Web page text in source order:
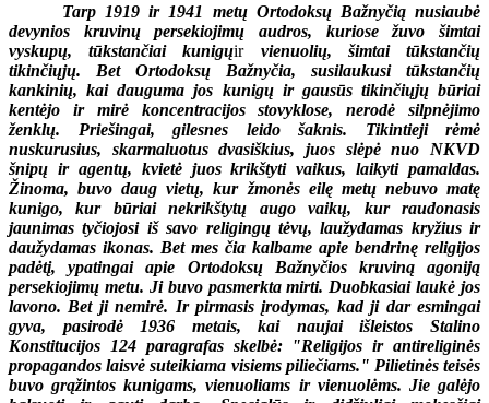
Tarp 1919 ir 1941 metų Ortodoksų Bažnyčią nusiaubė
devynios kruvinų persekiojimų audros, kuriose žuvo šimtai
vyskupų, tūkstančiai kunigųir vienuolių, šimtai tūkstančių
tikinčiųjų. Bet Ortodoksų Bažnyčia, susilaukusi tūkstančių
kankinių, kai dauguma jos kunigų ir gausūs tikinčiųjų būriai
kentėjo ir mirė koncentracijos stovyklose, nerodė silpnėjimo
ženklų. Priešingai, gilesnes leido šaknis. Tikintieji rėmė
nuskurusius, skarmaluotus dvasiškius, juos slėpė nuo NKVD
šnipų ir agentų, kvietė juos krikštyti vaikus, laikyti pamaldas.
Žinoma, buvo daug vietų, kur žmonės eilę metų nebuvo matę
kunigo, kur būriai nekrikštytų augo vaikų, kur raudonasis
jaunimas tyčiojosi iš savo religingų tėvų, laužydamas kryžius ir
daužydamas ikonas. Bet mes čia kalbame apie bendrinę religijos
padėtį, ypatingai apie Ortodoksų Bažnyčios kruviną agoniją
persekiojimų metu. Ji buvo pasmerkta mirti. Duobkasiai laukė jos
lavono. Bet ji nemirė. Ir pirmasis įrodymas, kad ji dar esmingai
gyva, pasirodė 1936 metais, kai naujai išleistos Stalino
Konstitucijos 124 paragrafas skelbė: "Religijos ir antireliginės
propagandos laisvė suteikiama visiems piliečiams." Pilietinės teisės
buvo grąžintos kunigams, vienuoliams ir vienuolėms. Jie galėjo